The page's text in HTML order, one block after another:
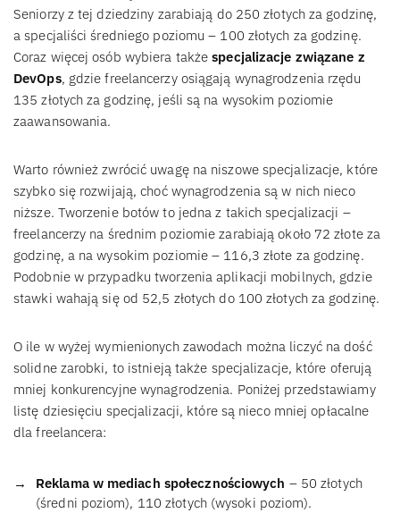
Seniorzy z tej dziedziny zarabiają do 250 złotych za godzinę,
a specjaliści średniego poziomu – 100 złotych za godzinę.
Coraz więcej osób wybiera takżespecjalizacje związane z
DevOps, gdzie freelancerzy osiągają wynagrodzenia rzędu
135 złotych za godzinę, jeśli są na wysokim poziomie
zaawansowania.
Warto również zwrócić uwagę na niszowe specjalizacje, które
szybko się rozwijają, choć wynagrodzenia są w nich nieco
niższe. Tworzenie botów to jedna z takich specjalizacji –
freelancerzy na średnim poziomie zarabiają około 72 złote za
godzinę, a na wysokim poziomie – 116,3 złote za godzinę.
Podobnie w przypadku tworzenia aplikacji mobilnych, gdzie
stawki wahają się od 52,5 złotych do 100 złotych za godzinę.
O ile w wyżej wymienionych zawodach można liczyć na dość
solidne zarobki, to istnieją także specjalizacje, które oferują
mniej konkurencyjne wynagrodzenia. Poniżej przedstawiamy
listę dziesięciu specjalizacji, które są nieco mniej opłacalne
dla freelancera:
Reklama w mediach społecznościowych – 50 złotych
(średni poziom), 110 złotych (wysoki poziom).